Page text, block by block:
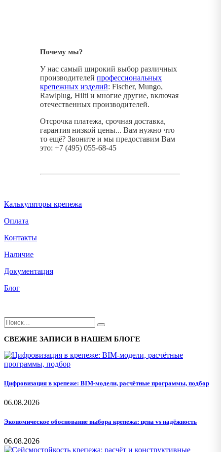
Почему мы?
У нас самый широкий выбор различных
производителей профессиональных
крепежных изделий: Fischer, Mungo,
Rawlplug, Hilti и многие другие, включая
отечественных производителей.
Отсрочка платежа, срочная доставка,
гарантия низкой цены... Вам нужно что
то ещё? Звоните и мы предоставим Вам
это: +7 (495) 055-68-45
Калькуляторы крепежа
Оплата
Контакты
Наличие
Документация
Блог
СВЕЖИЕ ЗАПИСИ В НАШЕМ БЛОГЕ
Цифровизация в крепеже: BIM-модели, расчётные программы, подбор
06.08.2026
Экономическое обоснование выбора крепежа: цена vs надёжность
06.08.2026